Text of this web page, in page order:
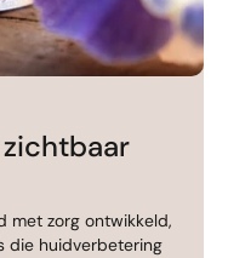
met zorg ontwikkeld,
die huidverbetering